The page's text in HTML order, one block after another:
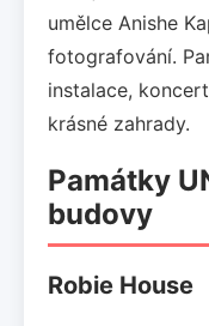
umělce Anishe
fotografování.
instalace,
krásné zahrady.
Památky
budovy
Robie House